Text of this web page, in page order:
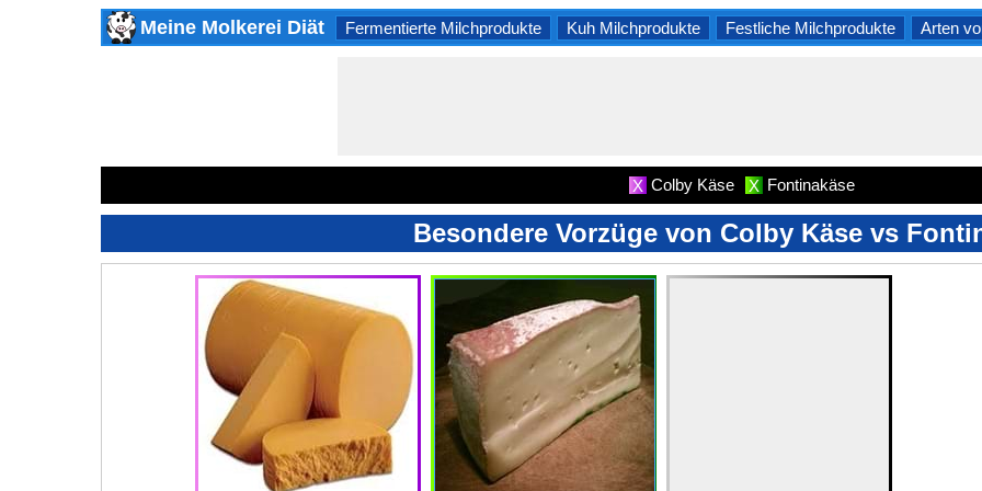
Meine Molkerei Diät Fermentierte Milchprodukte Kuh Milchprodukte Festliche Milchprodukte Arten
X Colby Käse X Fontinakäse
Besondere Vorzüge von Colby Käse vs